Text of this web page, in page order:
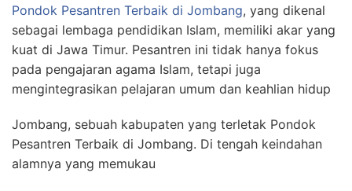
Pondok Pesantren Terbaik di Jombang, yang dikenal
sebagai lembaga pendidikan Islam, memiliki akar yang
kuat di Jawa Timur. Pesantren ini tidak hanya fokus
pada pengajaran agama Islam, tetapi juga
mengintegrasikan pelajaran umum dan keahlian hidup
Jombang, sebuah kabupaten yang terletak Pondok
Pesantren Terbaik di Jombang. Di tengah keindahan
alamnya yang memukau